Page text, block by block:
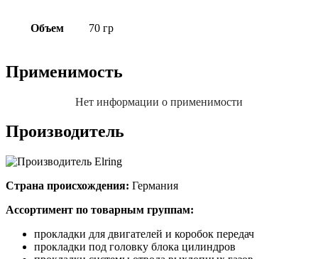
Объем 70 гр
Применимость
Нет информации о применимости
Производитель
Страна происхождения: Германия
Ассортимент по товарным группам:
прокладки для двигателей и коробок передач
прокладки под головку блока цилиндров